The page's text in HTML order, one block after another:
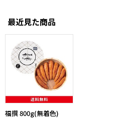
最近見た商品
福撰 800g(無着色)